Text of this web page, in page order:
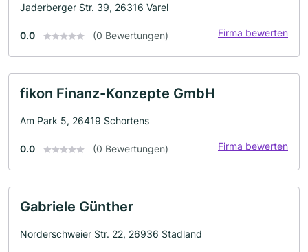
Jaderberger Str. 39, 26316 Varel
0.0 (0 Bewertungen) Firma bewerten
fikon Finanz-Konzepte GmbH
Am Park 5, 26419 Schortens
0.0 (0 Bewertungen) Firma bewerten
Gabriele Günther
Norderschweier Str. 22, 26936 Stadland